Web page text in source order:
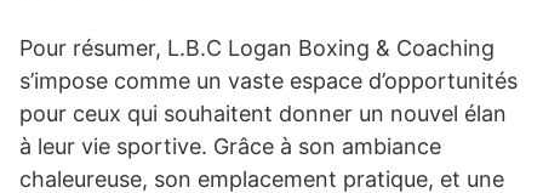
Pour résumer, L.B.C Logan Boxing & Coaching
s’impose comme un vaste espace d’opportunités
pour ceux qui souhaitent donner un nouvel élan
à leur vie sportive. Grâce à son ambiance
chaleureuse, son emplacement pratique, et une